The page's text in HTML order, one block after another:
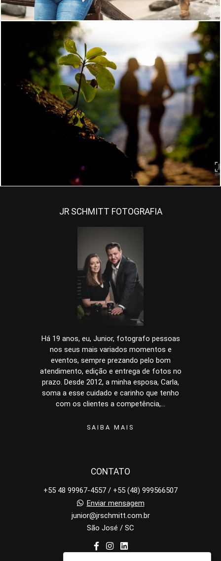
1743 1
JR SCHMITT FOTOGRAFIA
Há 19 anos, eu, Junior, fotografo pessoas
nos seus mais variados momentos e
eventos, sempre prezando pelo bom
atendimento, edição e entrega de fotos no
prazo. Desde 2012, a minha esposa, Carla,
soma a esse cuidado e carinho que tenho
com os clientes a competência,...
SAIBA MAIS
CONTATO
+55 48 99967-4557 / +55 (48) 999566507
Enviar mensagem
junior@jrschmitt.com.br
São José / SC